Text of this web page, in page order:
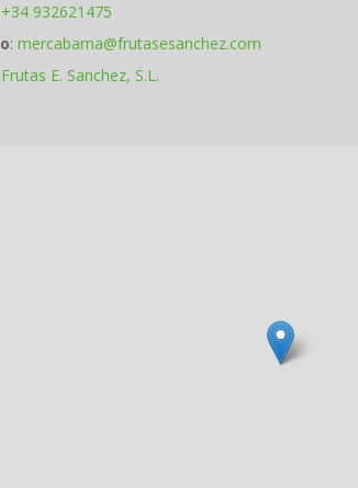
+34 932621475
: mercabarna@frutasesanchez.com
Frutas E. Sanchez, S.L.